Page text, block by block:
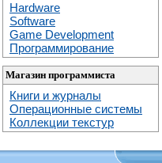
Hardware
Software
Game Development
Программирование
Магазин программиста
Книги и журналы
Операционные системы
Коллекции текстур